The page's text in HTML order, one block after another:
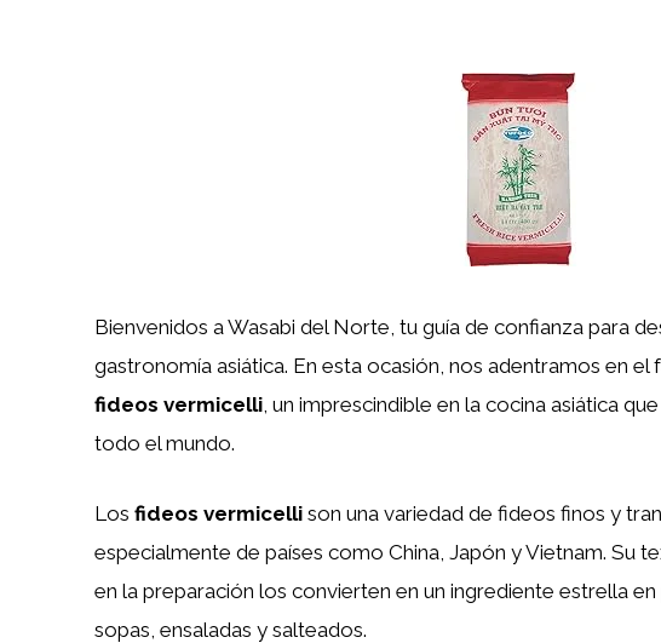
Bienvenidos a Wasabi del Norte, tu guía de confianza para
gastronomía asiática. En esta ocasión, nos adentramos en el
fideos vermicelli, un imprescindible en la cocina asiática
todo el mundo.
Los fideos vermicelli son una variedad de fideos finos y
especialmente de países como China, Japón y Vietnam. Su
en la preparación los convierten en un ingrediente estrella
sopas, ensaladas y salteados.